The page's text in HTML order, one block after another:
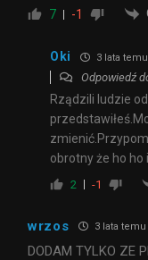
7 -1
Oki 3 lata temu
Odpowiedź
Rządzili ludzie
obrotny że ho ho
2 -1
wrzos 3 lata temu
DODAM TYLKO ZE